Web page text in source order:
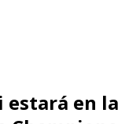
en la